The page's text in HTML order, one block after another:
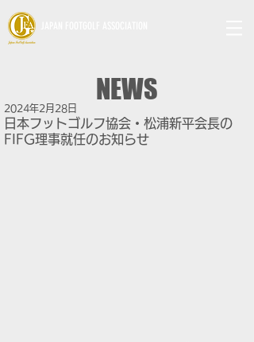
NEWS
日本フットゴルフ協会・松浦新平会長の
FIFG理事就任のお知らせ
2024年2月28日